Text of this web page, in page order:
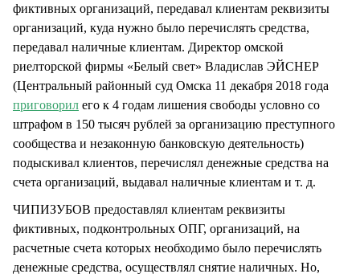
фиктивных организаций, передавал клиентам реквизиты
организаций, куда нужно было перечислять средства,
передавал наличные клиентам. Директор омской
риелторской фирмы «Белый свет» Владислав ЭЙСНЕР
(Центральный районный суд Омска 11 декабря 2018 года
приговорил его к 4 годам лишения свободы условно со
штрафом в 150 тысяч рублей за организацию преступного
сообщества и незаконную банковскую деятельность)
подыскивал клиентов, перечислял денежные средства на
счета организаций, выдавал наличные клиентам и т. д.
ЧИПИЗУБОВ предоставлял клиентам реквизиты
фиктивных, подконтрольных ОПГ, организаций, на
расчетные счета которых необходимо было перечислять
денежные средства, осуществлял снятие наличных. Но,